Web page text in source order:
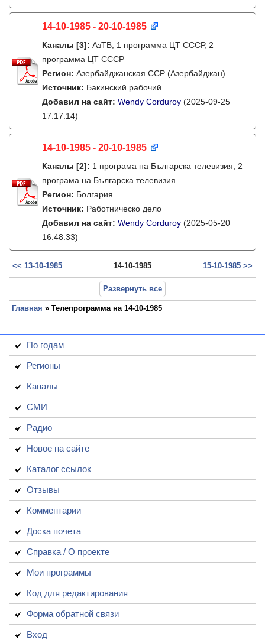
14-10-1985 - 20-10-1985
Каналы [3]: АзТВ, 1 программа ЦТ СССР, 2
программа ЦТ СССР
Регион: Азербайджанская ССР (Азербайджан)
Источник: Бакинский рабочий
Добавил на сайт: Wendy Corduroy (2025-09-25
17:17:14)
14-10-1985 - 20-10-1985
Каналы [2]: 1 програма на Българска телевизия, 2
програма на Българска телевизия
Регион: Болгария
Источник: Работническо дело
Добавил на сайт: Wendy Corduroy (2025-05-20
16:48:33)
<< 13-10-1985 14-10-1985 15-10-1985 >>
Развернуть все
Главная » Телепрограмма на 14-10-1985
По годам
Регионы
Каналы
СМИ
Радио
Новое на сайте
Каталог ссылок
Отзывы
Комментарии
Доска почета
Справка / О проекте
Мои программы
Код для редактирования
Форма обратной связи
Вход